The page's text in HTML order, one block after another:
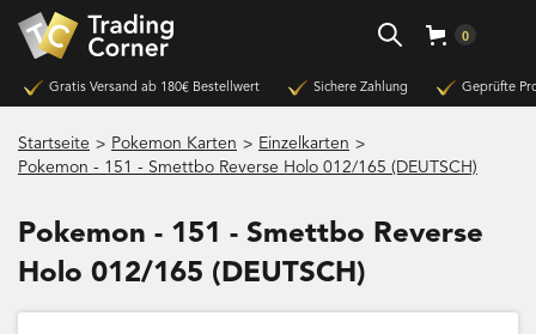
0
Gratis Versand ab 180€ Bestellwert Sichere Zahlung Geprüfte
Startseite > Pokemon Karten > Einzelkarten >
Pokemon - 151 - Smettbo Reverse Holo 012/165 (DEUTSCH)
Pokemon - 151 - Smettbo Reverse
Holo 012/165 (DEUTSCH)